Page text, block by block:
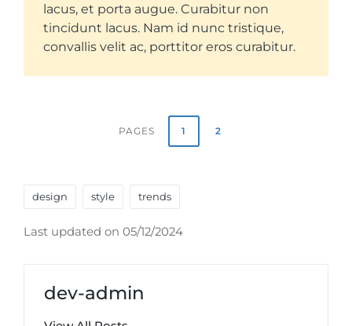
lacus, et porta augue. Curabitur non
tincidunt lacus. Nam id nunc tristique,
convallis velit ac, porttitor eros curabitur.
PAGES 1 2
design style trends
Last updated on 05/12/2024
dev-admin